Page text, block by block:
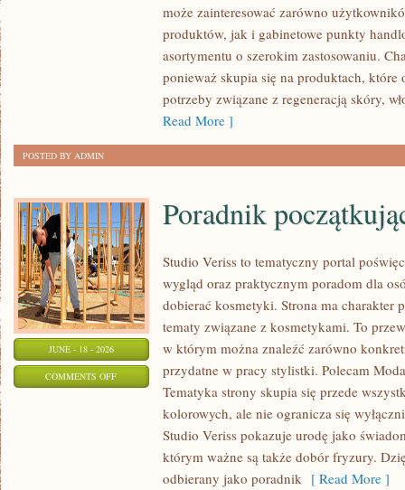
może zainteresować zarówno
produktów, jak i gabinetowe punkty
asortymentu o szerokim zastosowaniu.
ponieważ skupia się na produktach, które
potrzeby związane z regeneracją skóry,
Read More ]
POSTED BY ADMIN
JUNE - 18 - 2026
COMMENTS OFFON
POCZĄTKUJĄCEJ
Poradnik
Studio Veriss to tematyczny portal
wygląd oraz praktycznym poradom dla
dobierać kosmetyki. Strona ma charakter
tematy związane z kosmetykami. To
w którym można znaleźć zarówno
przydatne w pracy stylistki. Polecam
Tematyka strony skupia się przede
kolorowych, ale nie ogranicza się
Studio Veriss pokazuje urodę jako
którym ważne są także dobór fryzury.
odbierany jako poradnik [ Read More ]